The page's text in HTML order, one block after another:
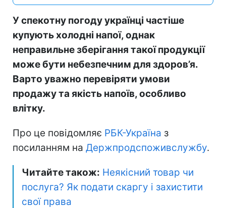
У спекотну погоду українці частіше
купують холодні напої, однак
неправильне зберігання такої продукції
може бути небезпечним для здоров’я.
Варто уважно перевіряти умови
продажу та якість напоїв, особливо
влітку.
Про це повідомляє РБК-Україна з
посиланням на Держпродспоживслужбу.
Читайте також: Неякісний товар чи
послуга? Як подати скаргу і захистити
свої права